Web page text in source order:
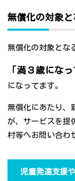
無償化の対象
無償化の対象とな
「満３歳にな
になってます。
無償化にあたり、
が、サービスを提
村等へお問い合わ
児童発達支援